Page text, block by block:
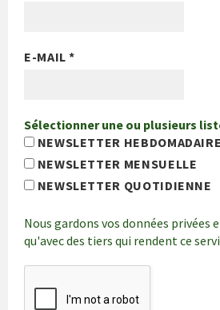
E-MAIL*
Sélectionner une ou plusieurs
NEWSLETTER HEBDOMADAIRE
NEWSLETTER MENSUELLE
NEWSLETTER QUOTIDIENNE
Nous gardons vos données privées
qu'avec des tiers qui rendent ce